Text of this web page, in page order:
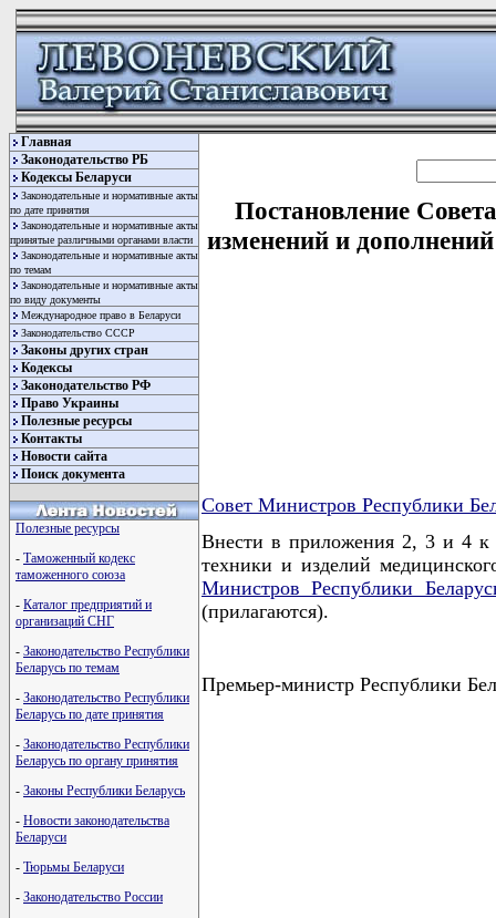
Главная
Законодательство РБ
Кодексы Беларуси
Законодательные и нормативные акты
по дате принятия
Законодательные и нормативные акты
принятые различными органами власти
Законодательные и нормативные акты
по темам
Законодательные и нормативные акты
по виду документы
Международное право в Беларуси
Законодательство СССР
Законы других стран
Кодексы
Законодательство РФ
Право Украины
Полезные ресурсы
Контакты
Новости сайта
Поиск документа
Полезные ресурсы
- Таможенный кодекс
таможенного союза
- Каталог предприятий и
организаций СНГ
- Законодательство Республики
Беларусь по темам
- Законодательство Республики
Беларусь по дате принятия
- Законодательство Республики
Беларусь по органу принятия
- Законы Республики Беларусь
- Новости законодательства
Беларуси
- Тюрьмы Беларуси
- Законодательство России
Постановление
изменений и
Совет Министров Республики
Внести в приложения 2, 3 и 4 к
техники и изделий
Министров Республики
(прилагаются).
Премьер-министр Республики